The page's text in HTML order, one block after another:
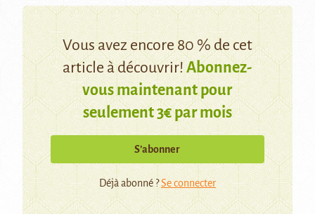
Vous avez encore 80 % de cet
article à découvrir!Abonnez-
vous maintenant pour
seulement 3€ par mois
S’abonner
Déjà abonné ?Se connecter